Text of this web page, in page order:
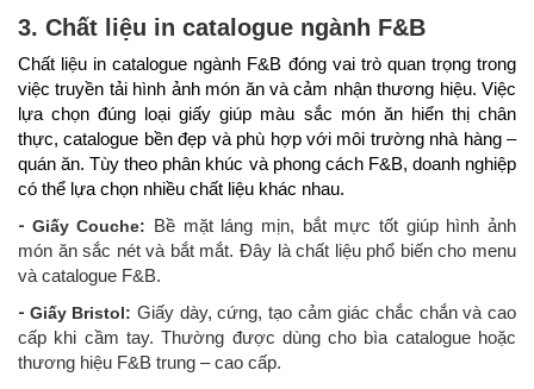
3. Chất liệu in catalogue ngành F&B
Chất liệu in catalogue ngành F&B đóng vai trò quan trọng trong
việc truyền tải hình ảnh món ăn và cảm nhận thương hiệu. Việc
lựa chọn đúng loại giấy giúp màu sắc món ăn hiển thị chân
thực, catalogue bền đẹp và phù hợp với môi trường nhà hàng –
quán ăn. Tùy theo phân khúc và phong cách F&B, doanh nghiệp
có thể lựa chọn nhiều chất liệu khác nhau.
- Giấy Couche: Bề mặt láng mịn, bắt mực tốt giúp hình ảnh
món ăn sắc nét và bắt mắt. Đây là chất liệu phổ biến cho menu
và catalogue F&B.
- Giấy Bristol: Giấy dày, cứng, tạo cảm giác chắc chắn và cao
cấp khi cầm tay. Thường được dùng cho bìa catalogue hoặc
thương hiệu F&B trung – cao cấp.